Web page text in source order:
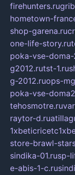
firehunters.ru
hometown-
shop-garena.ru
one-life-story.ru
poka-vse-doma-
g2012.rutst-1.ru
g-2012.ruops-
poka-vse-
tehosmotre.ru
raytor-d.ru
store-brawl-
sindika-01.rusp-
e-abis-1-c.ru